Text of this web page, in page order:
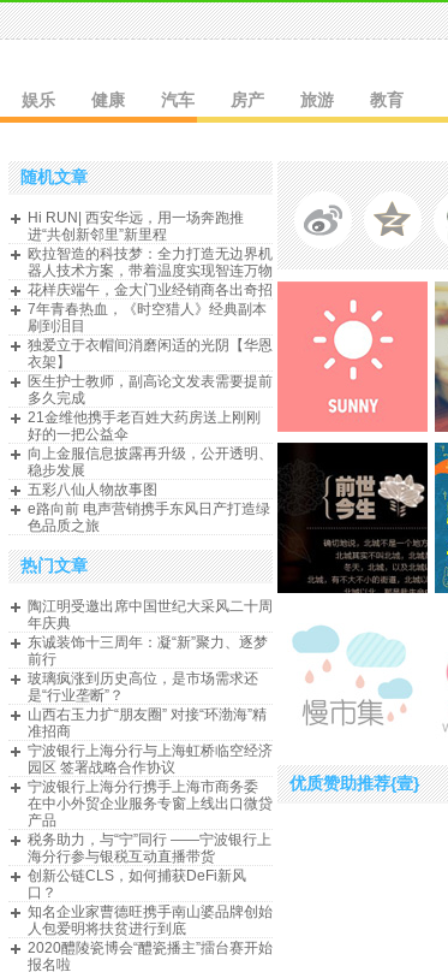
娱乐 健康 汽车 房产 旅游 教育
随机文章
Hi RUN| 西安华远，用一场奔跑推
进“共创新邻里”新里程
欧拉智造的科技梦：全力打造无边界机
器人技术方案，带着温度实现智连万物
花样庆端午，金大门业经销商各出奇招
7年青春热血，《时空猎人》经典副本
刷到泪目
独爱立于衣帽间消磨闲适的光阴【华恩
衣架】
医生护士教师，副高论文发表需要提前
多久完成
21金维他携手老百姓大药房送上刚刚
好的一把公益伞
向上金服信息披露再升级，公开透明、
稳步发展
五彩八仙人物故事图
e路向前 电声营销携手东风日产打造绿
色品质之旅
热门文章
陶江明受邀出席中国世纪大采风二十周
年庆典
东诚装饰十三周年：凝“新”聚力、逐梦
前行
玻璃疯涨到历史高位，是市场需求还
是“行业垄断”？
山西右玉力扩“朋友圈” 对接“环渤海”精
准招商
宁波银行上海分行与上海虹桥临空经济
园区 签署战略合作协议
宁波银行上海分行携手上海市商务委
在中小外贸企业服务专窗上线出口微贷
产品
税务助力，与“宁”同行 ——宁波银行上
海分行参与银税互动直播带货
创新公链CLS，如何捕获DeFi新风
口？
知名企业家曹德旺携手南山婆品牌创始
人包爱明将扶贫进行到底
2020醴陵瓷博会“醴瓷播主”擂台赛开始
报名啦
优质赞助推荐{壹}